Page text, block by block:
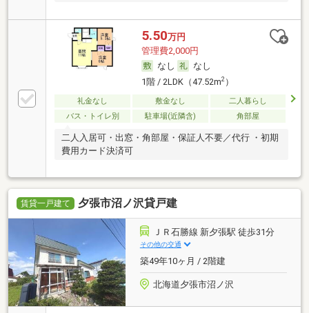
5.50万円
管理費2,000円
なし
なし
1階 / 2LDK（47.52m2）
礼金なし 敷金なし
二人暮らし
バス・トイレ別
駐車場(近隣含) 角部屋
二人入居可・出窓・角部屋・保証人不要／代行 ・初期
費用カード決済可
賃貸一戸建て 夕張市沼ノ沢貸戸建
ＪＲ石勝線 新夕張駅 徒歩31分
その他の交通
築49年10ヶ月 / 2階建
北海道夕張市沼ノ沢